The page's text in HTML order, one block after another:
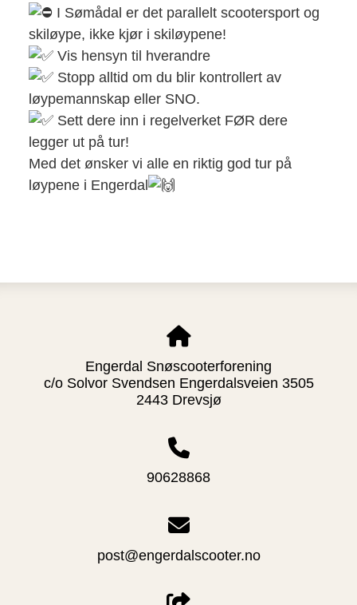
I Sømådal er det parallelt scootersport og
skiløype, ikke kjør i skiløypene!
Vis hensyn til hverandre
Stopp alltid om du blir kontrollert av
løypemannskap eller SNO.
Sett dere inn i regelverket FØR dere
legger ut på tur!
Med det ønsker vi alle en riktig god tur på
løypene i Engerdal
Engerdal Snøscooterforening
c/o Solvor Svendsen Engerdalsveien 3505
2443 Drevsjø
90628868
post@engerdalscooter.no